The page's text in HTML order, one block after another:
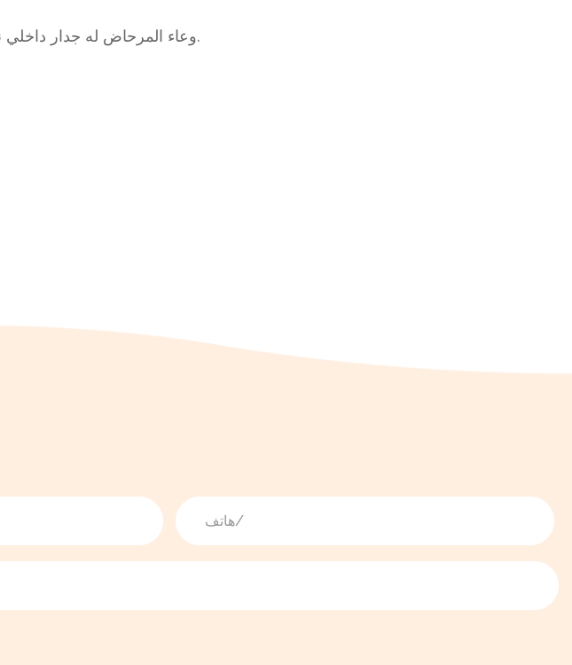
6- وعاء المرحاض له جدار داخلي ناعم ، وهو سهل التنظيف والتنظيف. يمكن استخدامه مع كيس التنظيف وهو نظيف وسريع.